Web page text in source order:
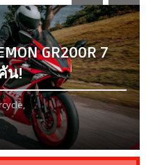
GR200R 7
น!